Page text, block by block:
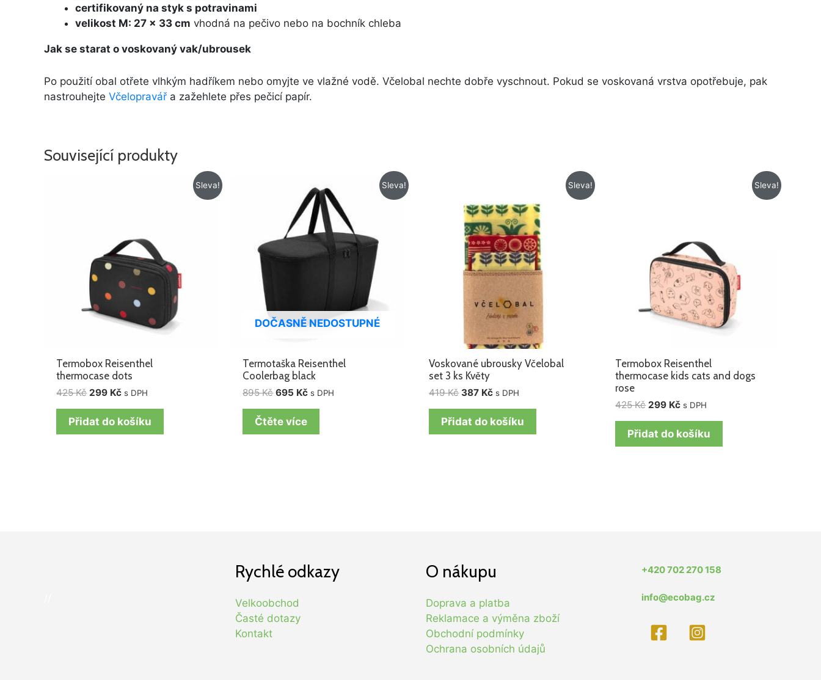
certifikovaný na styk s potravinami
velikost M: 27 x 33 cm vhodná na pečivo nebo na bochník chleba
Jak se starat o voskovaný vak/ubrousek
Po použití obal otřete vlhkým hadříkem nebo omyjte ve vlažné vodě. Včelobal nechte dobře vyschnout. Pokud se voskovaná vrstva opotřebuje, pak
nastrouhejte Včelopravář a zažehlete přes pečicí papír.
Související produkty
Sleva!
Termobox Reisenthel
thermocase dots
425Kč 299 Kč s DPH
Přidat do košíku
Sleva!
DOČASNĚ NEDOSTUPNÉ
Termotaška Reisenthel
Coolerbag black
895Kč
895 Kč.
695 Kč
cena
je:
695 Kč.
s DPH
Čtěte více
Sleva!
Voskované ubrousky Včelobal
set 3 ks Květy
419Kč
byla:
419 Kč.
387 Kč
je:
387 Kč.
s DPH
Přidat do košíku
Sleva!
Termobox Reisenthel
thermocase kids cats and dogs
rose
425Kč 299 Kč s DPH
Přidat do košíku
Rychlé odkazy
Velkoobchod
Časté dotazy
Kontakt
O nákupu
Doprava a platba
Reklamace a výměna zboží
Obchodní podmínky
Ochrana osobních údajů
+420 702 270 158
info@ecobag.cz